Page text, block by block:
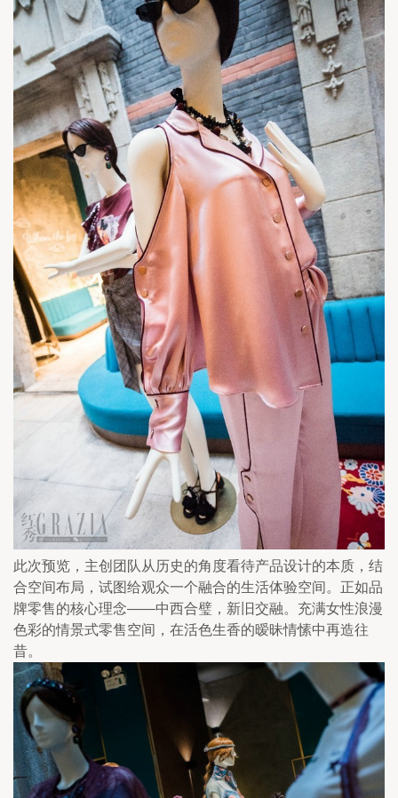
此次预览，主创团队从历史的角度看待产品设计的本质，结
合空间布局，试图给观众一个融合的生活体验空间。正如品
牌零售的核心理念——中西合璧，新旧交融。充满女性浪漫
色彩的情景式零售空间，在活色生香的暧昧情愫中再造往
昔。